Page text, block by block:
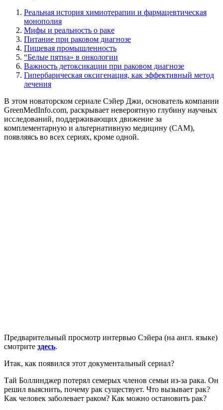
Реальная история химиотерапии и фармацевтическая
монополия
Мифы и реальность о раке
Питание при раковом диагнозе
Пищевая промышленность
“Белые пятна» в онкологии
Важность детоксикации при раковом диагнозе
Гипербарическая оксигенация, как эффективный метод
лечения
В этом новаторском сериале Сэйер Джи, основатель компании
GreenMedInfo.com, раскрывает невероятную глубину научных
исследований, поддерживающих движение за
комплементарную и альтернативную медицину (CAM),
появляясь во всех сериях, кроме одной.
Предварительный просмотр интервью Сэйера (на англ. языке)
смотрите здесь.
Итак, как появился этот документальный сериал?
Тай Боллинджер потерял семерых членов семьи из-за рака. Он
решил выяснить, почему рак существует. Что вызывает рак?
Как человек заболевает раком? Как можно остановить рак?